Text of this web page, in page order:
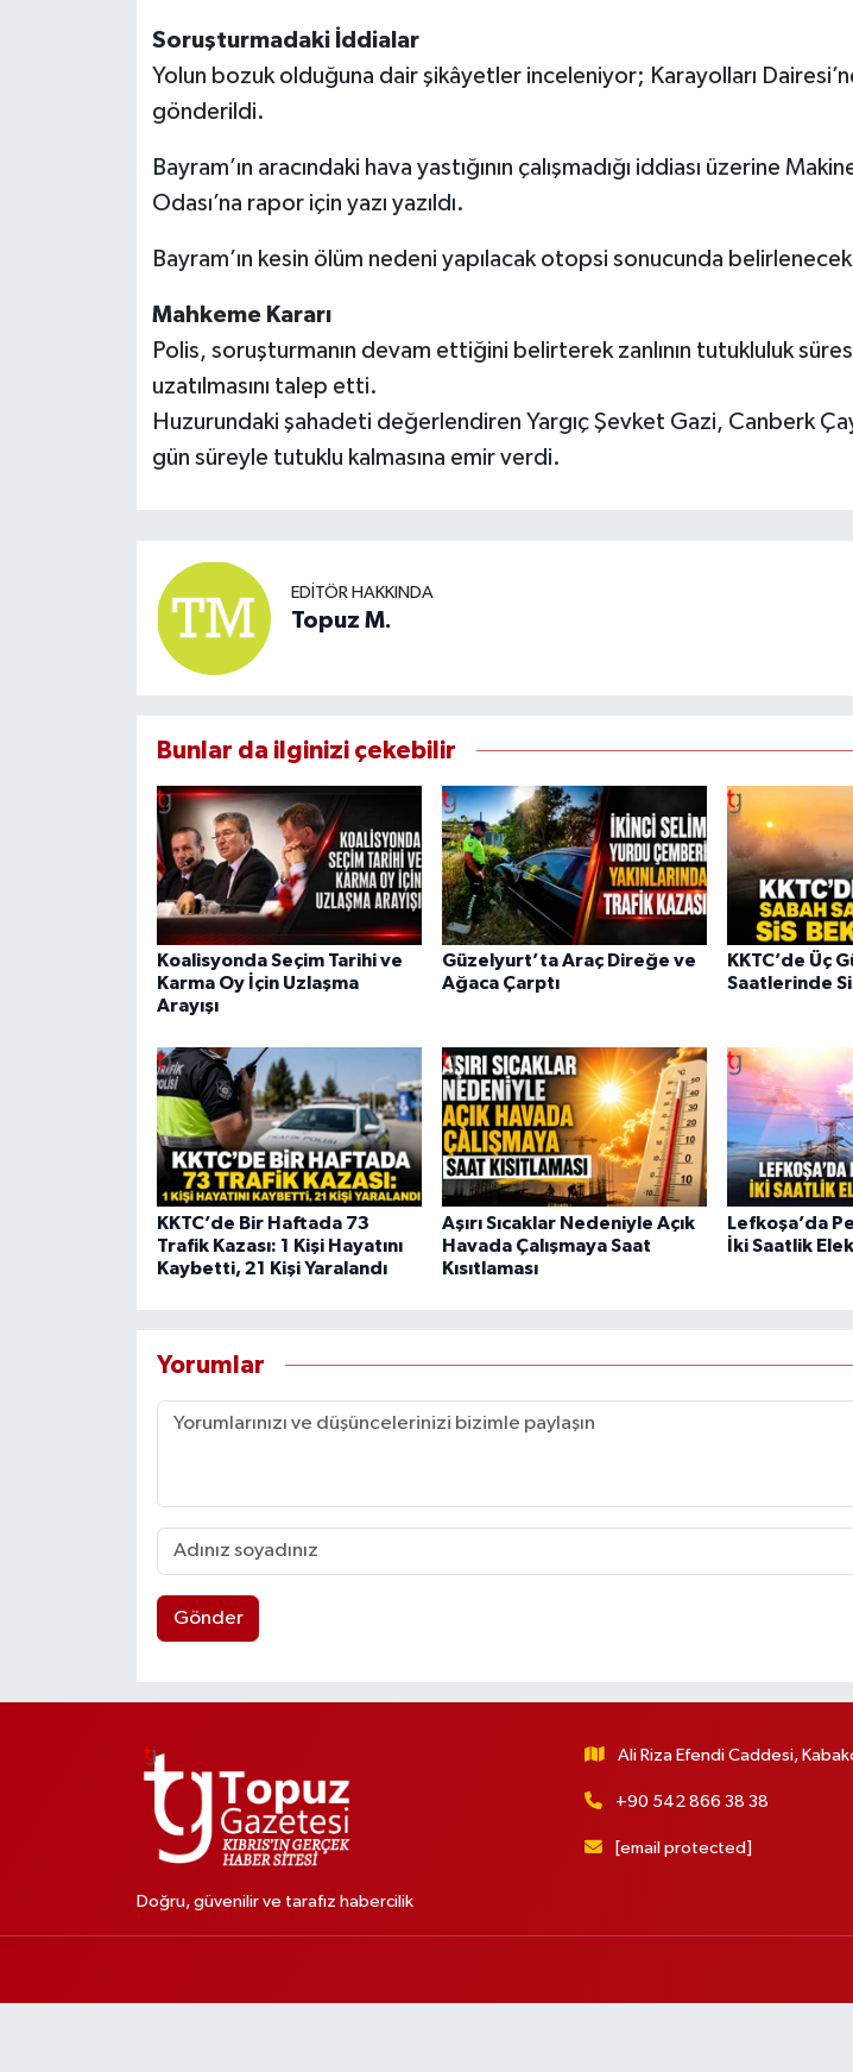
Soruşturmadaki İddialar
Yolun bozuk olduğuna dair şikâyetler inceleniyor; Karayolları
gönderildi.
Bayram’ın aracındaki hava yastığının çalışmadığı iddiası üzerine
Odası’na rapor için yazı yazıldı.
Bayram’ın kesin ölüm nedeni yapılacak otopsi sonucunda
Mahkeme Kararı
Polis, soruşturmanın devam ettiğini belirterek zanlının tutukluluk
uzatılmasını talep etti.
Huzurundaki şahadeti değerlendiren Yargıç Şevket Gazi, Canberk
gün süreyle tutuklu kalmasına emir verdi.
EDITÖR HAKKINDA
Topuz M.
Bunlar da ilginizi çekebilir
Koalisyonda Seçim Tarihi ve
Karma Oy İçin Uzlaşma
Arayışı
Güzelyurt’ta Araç Direğe ve
Ağaca Çarptı
KKTC’de Üç
Saatlerinde
KKTC’de Bir Haftada 73
Trafik Kazası: 1 Kişi Hayatını
Kaybetti, 21 Kişi Yaralandı
Aşırı Sıcaklar Nedeniyle Açık
Havada Çalışmaya Saat
Kısıtlaması
Lefkoşa’da
İki Saatlik
Yorumlar
Gönder
Doğru, güvenilir ve tarafız habercilik
Ali Riza Efendi Caddesi,
+90 542 866 38 38
[email protected]